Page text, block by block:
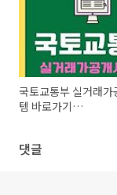
국토교통부 실거래가
템 바로가기
댓글